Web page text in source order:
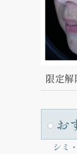
限定解
お
シミ